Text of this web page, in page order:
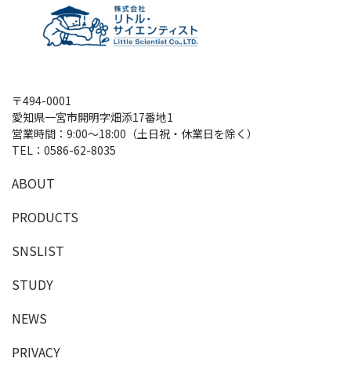
〒494-0001
愛知県一宮市開明字畑添17番地1
営業時間：9:00～18:00（土日祝・休業日を除く）
TEL： 0586-62-8035
ABOUT
PRODUCTS
SNSLIST
STUDY
NEWS
PRIVACY